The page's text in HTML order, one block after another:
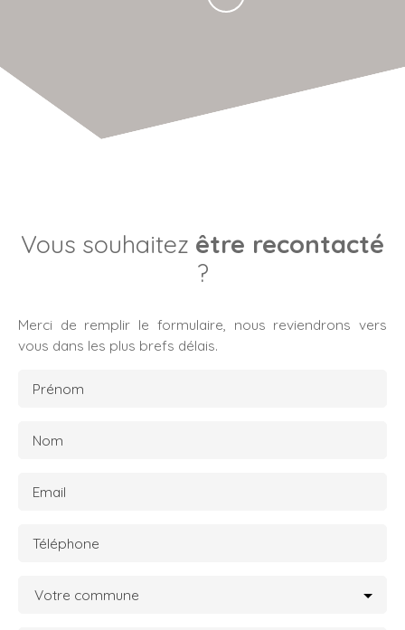
Vous souhaitez être recontacté
?
Merci de remplir le formulaire, nous reviendrons vers
vous dans les plus brefs délais.
Prénom
Nom
Email
Téléphone
Votre commune